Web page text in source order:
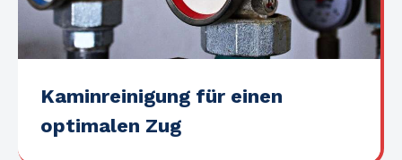
Kaminreinigung für einen
optimalen Zug